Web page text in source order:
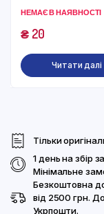
НЕМАЄ В НАЯВНОСТІ
₴20
Читати далі
Тільки
1 день на збір
Мінімальне
Безкоштовна
від 2500 грн.
Укрпошти.